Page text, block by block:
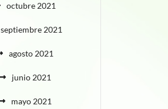
octubre 2021
septiembre 2021
agosto 2021
junio 2021
mayo 2021